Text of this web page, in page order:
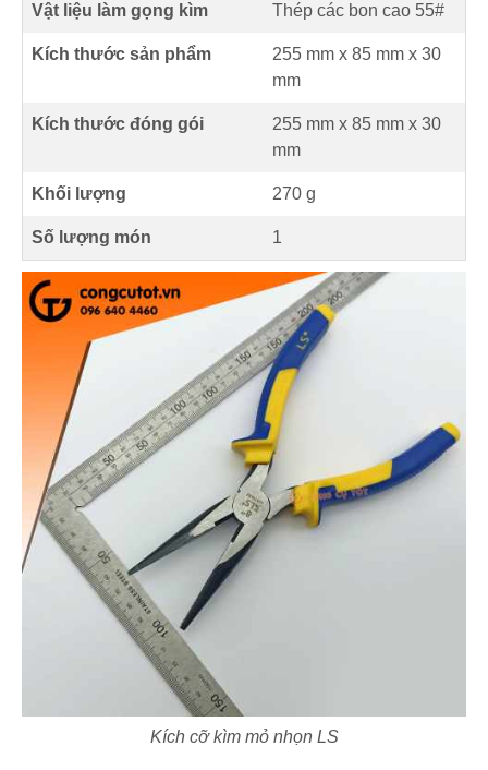
Vật liệu làm gọng kìm Thép các bon cao 55#
Kích thước sản phẩm 255 mm x 85 mm x 30
mm
Kích thước đóng gói
255 mm x 85 mm x 30
mm
Khối lượng 270 g
Số lượng món 1
Kích cỡ kìm mỏ nhọn LS